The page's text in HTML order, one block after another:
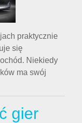
praktycznie
się
Niekiedy
ma swój
gier